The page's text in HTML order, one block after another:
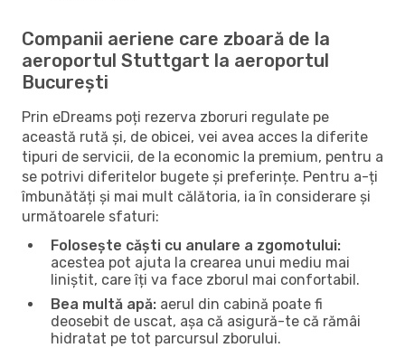
Companii aeriene care zboară de la
aeroportul Stuttgart la aeroportul
București
Prin eDreams poți rezerva zboruri regulate pe
această rută și, de obicei, vei avea acces la diferite
tipuri de servicii, de la economic la premium, pentru a
se potrivi diferitelor bugete și preferințe. Pentru a-ți
îmbunătăți și mai mult călătoria, ia în considerare și
următoarele sfaturi:
Folosește căști cu anulare a zgomotului:
acestea pot ajuta la crearea unui mediu mai
liniștit, care îți va face zborul mai confortabil.
Bea multă apă: aerul din cabină poate fi
deosebit de uscat, așa că asigură-te că rămâi
hidratat pe tot parcursul zborului.